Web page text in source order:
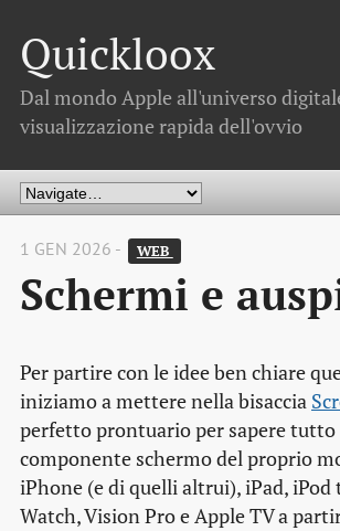
Quickloox
Dal mondo Apple all'universo
visualizzazione rapida dell'ovvio
1 GEN 2026 - WEB
Schermi e
Per partire con le idee ben chiare
iniziamo a mettere nella bisaccia
perfetto prontuario per sapere tutto
componente schermo del proprio
iPhone (e di quelli altrui), iPad, iPod
Watch, Vision Pro e Apple TV a